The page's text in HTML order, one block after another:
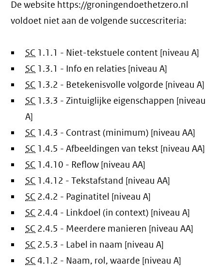
De website https://groningendoethetzero.nl
voldoet niet aan de volgende succescriteria:
SC 1.1.1 - Niet-tekstuele content [niveau A]
SC 1.3.1 - Info en relaties [niveau A]
SC 1.3.2 - Betekenisvolle volgorde [niveau A]
SC 1.3.3 - Zintuiglijke eigenschappen [niveau
A]
SC 1.4.3 - Contrast (minimum) [niveau AA]
SC 1.4.5 - Afbeeldingen van tekst [niveau AA]
SC 1.4.10 - Reflow [niveau AA]
SC 1.4.12 - Tekstafstand [niveau AA]
SC 2.4.2 - Paginatitel [niveau A]
SC 2.4.4 - Linkdoel (in context) [niveau A]
SC 2.4.5 - Meerdere manieren [niveau AA]
SC 2.5.3 - Label in naam [niveau A]
SC 4.1.2 - Naam, rol, waarde [niveau A]